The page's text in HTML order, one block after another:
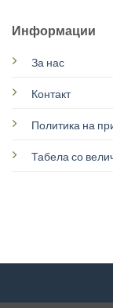
Информации
За нас
Контакт
Политика на
Табела со